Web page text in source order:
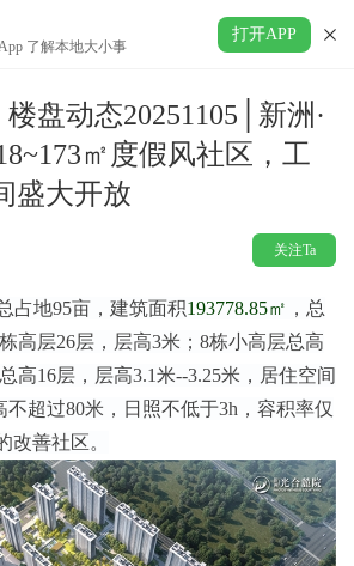
了解本地大小事
打开APP
楼盘动态20251105│新洲·
㎡度假风社区，工
盛大开放
关注Ta
占地95亩，建筑面积193778.85㎡ ，总
高层26层，层高3米；8栋小高层总高
高16层，层高3.1米--3.25米，居住空间
超过80米，日照不低于3h，容积率仅
改善社区。